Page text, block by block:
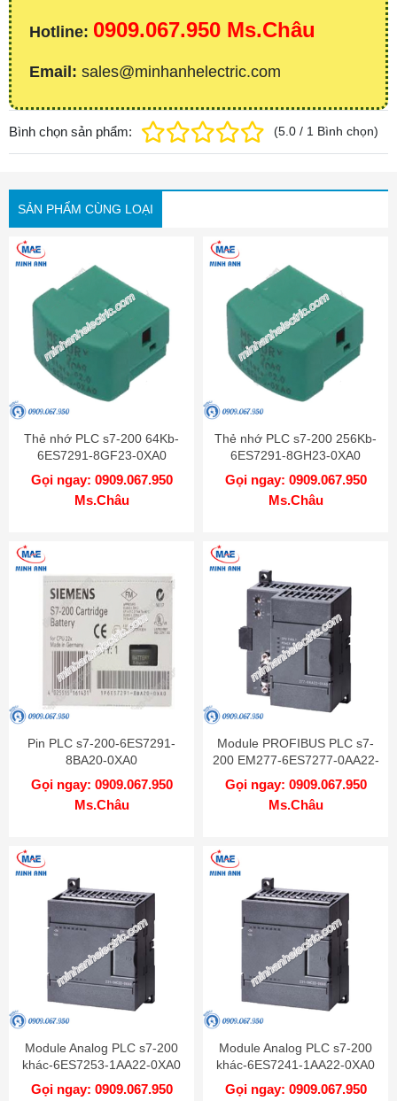
Hotline: 0909.067.950 Ms.Châu
Email: sales@minhanhelectric.com
Bình chọn sản phẩm: (5.0 / 1 Bình chọn)
SẢN PHẨM CÙNG LOẠI
Thẻ nhớ PLC s7-200 64Kb-
6ES7291-8GF23-0XA0
Gọi ngay: 0909.067.950
Ms.Châu
Thẻ nhớ PLC s7-200 256Kb-
6ES7291-8GH23-0XA0
Gọi ngay: 0909.067.950
Ms.Châu
Pin PLC s7-200-6ES7291-
8BA20-0XA0
Gọi ngay: 0909.067.950
Ms.Châu
Module PROFIBUS PLC s7-
200 EM277-6ES7277-0AA22-
0XA0
Gọi ngay: 0909.067.950
Ms.Châu
Module Analog PLC s7-200
khác-6ES7253-1AA22-0XA0
Gọi ngay: 0909.067.950
Module Analog PLC s7-200
khác-6ES7241-1AA22-0XA0
Gọi ngay: 0909.067.950